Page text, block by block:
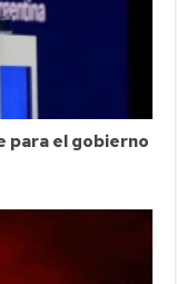
para el gobierno